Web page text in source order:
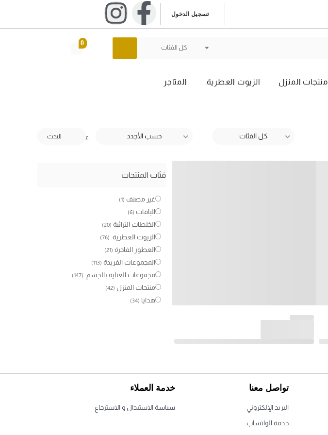
تسجيل الدخول
كل الفئات
0
منتجات المنزل الزيوت العطرية. المتاجر
عرض النتيجة الوحيدة كل الفئات حسب الأجدد البحث
فئات المنتجات
غير مصنف (1)
الباقات (6)
الخلطات التراثية (20)
الزيوت العطرية. (76)
العطور الفاخرة (21)
المجموعات الفريدة (113)
مجموعات العناية بالجسم. (147)
منتجات المنزل (42)
هدايا (34)
تواصل معنا
البريد الإلكتروني
خدمة الواتساب
خدمة العملاء
سياسة الاستبدال و الاسترجاع